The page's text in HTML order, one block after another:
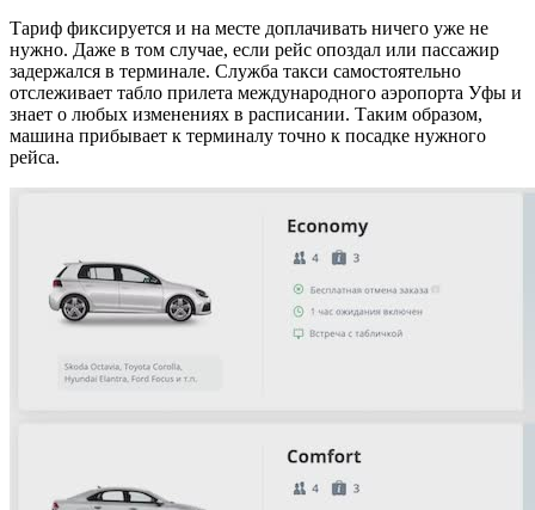
Тариф фиксируется и на месте доплачивать ничего уже не
нужно. Даже в том случае, если рейс опоздал или пассажир
задержался в терминале. Служба такси самостоятельно
отслеживает табло прилета международного аэропорта Уфы и
знает о любых изменениях в расписании. Таким образом,
машина прибывает к терминалу точно к посадке нужного
рейса.